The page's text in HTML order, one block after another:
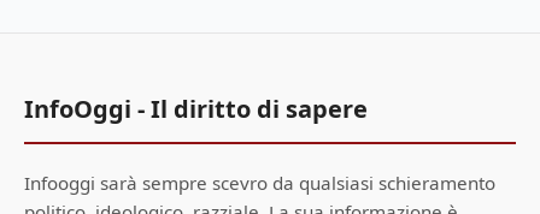
InfoOggi - Il diritto di sapere
Infooggi sarà sempre scevro da qualsiasi schieramento